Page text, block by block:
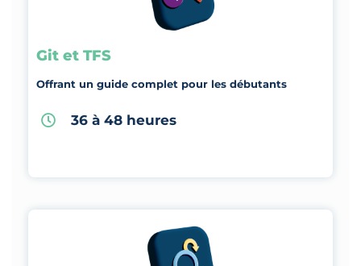
Git et TFS
Offrant un guide complet pour les débutants
36 à 48 heures